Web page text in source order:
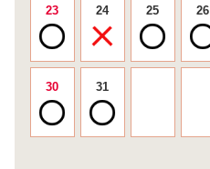
23 24 25 26
30 31